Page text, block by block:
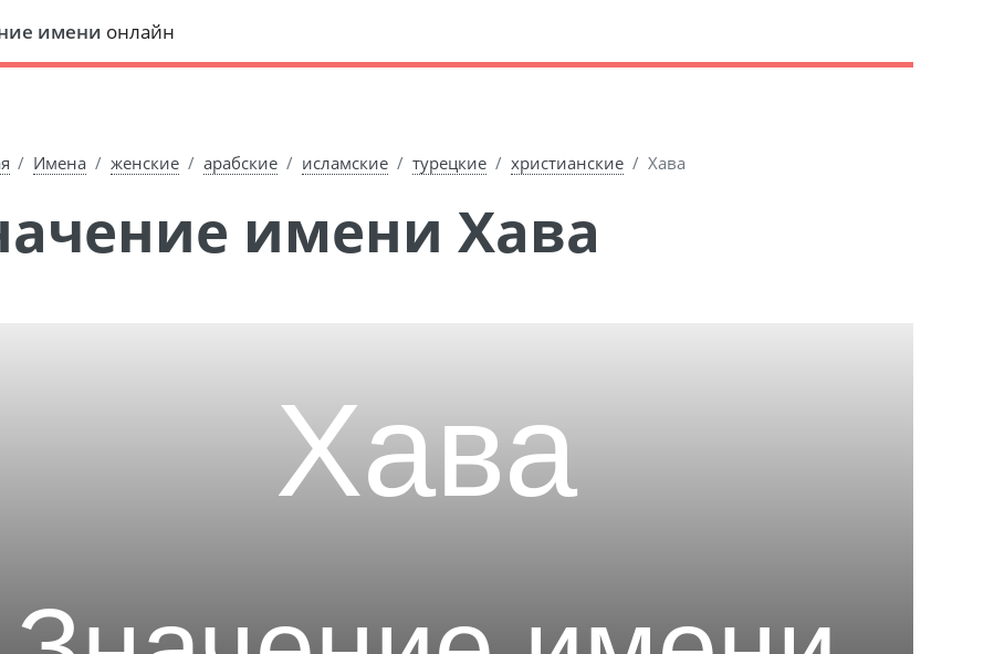
имени онлайн
Имена женские арабские исламские турецкие христианские Хава
имени Хава